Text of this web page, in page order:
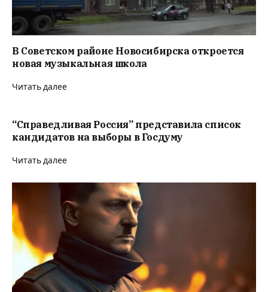
В Советском районе Новосибирска откроется
новая музыкальная школа
Читать далее
“Справедливая Россия” представила список
кандидатов на выборы в Госдуму
Читать далее